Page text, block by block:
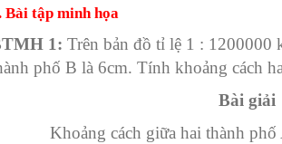
Bài tập minh họa
1: Trên bản đồ tỉ lệ 1 : 1200000
phố B là 6cm. Tính khoảng cách
Bài giải
Khoảng cách giữa hai thành